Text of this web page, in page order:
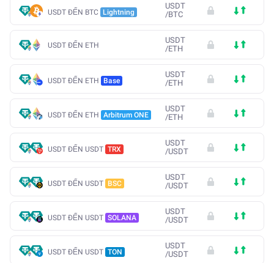
USDT ĐẾN BTC Lightning
USDT
/BTC
USDT ĐẾN ETH
USDT
/ETH
USDT ĐẾN ETH Base
USDT
/ETH
USDT ĐẾN ETH Arbitrum ONE
USDT
/ETH
USDT ĐẾN USDT TRX
USDT
/USDT
USDT ĐẾN USDT BSC
USDT
/USDT
USDT ĐẾN USDT SOLANA
USDT
/USDT
USDT ĐẾN USDT TON
USDT
/USDT